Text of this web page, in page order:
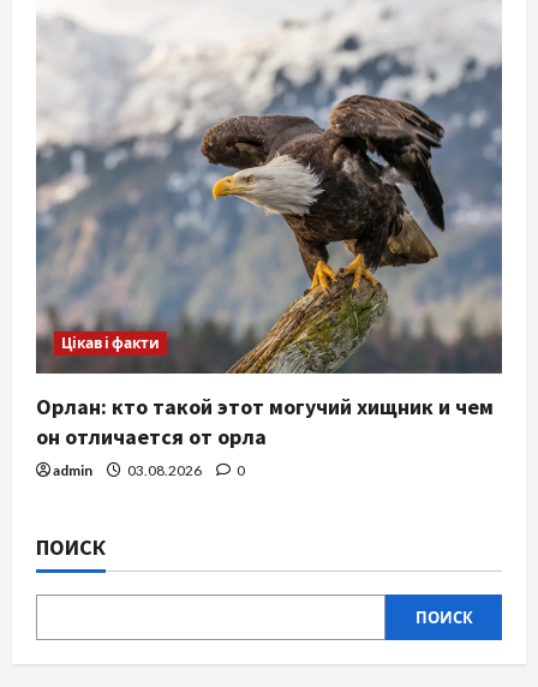
Цікаві факти
Орлан: кто такой этот могучий хищник и чем
он отличается от орла
admin 03.08.2026 0
ПОИСК
ПОИСК